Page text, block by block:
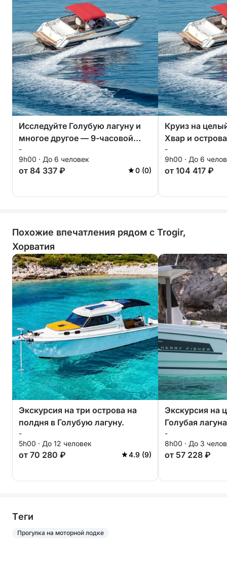
Исследуйте Голубую лагуну и
многое другое — 9-часовой
частный тур
-
9h00 · До 6 человек
от 84 337 ₽ 0 (0)
Круиз на
Хвар и
часов
-
9h00 · До 6
от 104 417 ₽
Похожие впечатления рядом с Trogir,
Хорватия
Экскурсия на три острова на
полдня в Голубую лагуну.
-
5h00 · До 12 человек
от 70 280 ₽ 4.9 (9)
Экскурсия на
Голубая
-
8h00 · До 3
от 57 228 ₽
Tеги
Прогулка на моторной лодке